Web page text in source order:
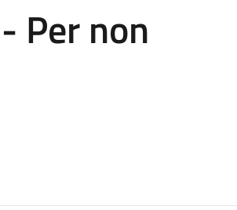
Per non